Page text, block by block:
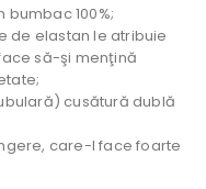
100%;
de elastan le atribuie
să-şi menţină
cusătură dublă
care-l face foarte